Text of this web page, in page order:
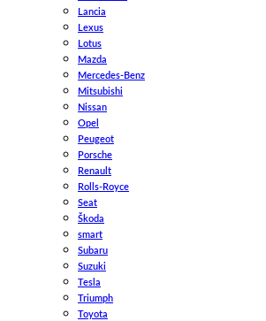
Lancia
Lexus
Lotus
Mazda
Mercedes-Benz
Mitsubishi
Nissan
Opel
Peugeot
Porsche
Renault
Rolls-Royce
Seat
Škoda
smart
Subaru
Suzuki
Tesla
Triumph
Toyota